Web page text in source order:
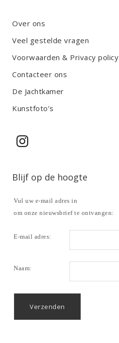
Over ons
Veel gestelde vragen
Voorwaarden & Privacy policy
Contacteer ons
De Jachtkamer
Kunstfoto’s
Blijf op de hoogte
Vul uw e-mail adres in
om onze nieuwsbrief te ontvangen:
E-mail adres:
Naam: